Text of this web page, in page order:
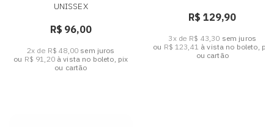
UNISSEX
R$ 96,00
2x de R$ 48,00 sem juros
ou R$ 91,20à vista no boleto, pix
ou cartão
R$ 129,90
3x de R$ 43,30 sem juros
ou R$ 123,41 à vista no boleto, pix
ou cartão